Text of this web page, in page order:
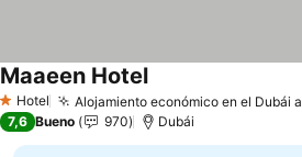
1 Estrellas
Hotel Alojamiento económico en el Dubái
Maaeen HotelVer precios
7,6 Bueno 970 Dubái